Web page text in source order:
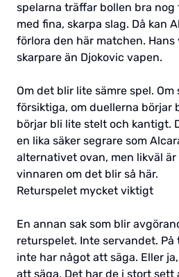
spelarna träffar bollen bra
med fina, skarpa slag. Då kan
förlora den här matchen. Hans
skarpare än Djokovic vapen.
Om det blir lite sämre spel.
försiktiga, om duellerna börjar
börjar bli lite stelt och kantigt.
en lika säker segrare som
alternativet ovan, men likväl
vinnaren om det blir så här.
Returspelet mycket viktigt
En annan sak som blir
returspelet. Inte servandet. På
inte har något att säga. Eller
att säga. Det har de i stort sett